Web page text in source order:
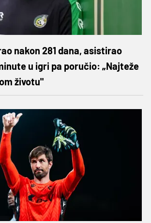
nakon 281 dana, asistirao
u igri pa poručio: „Najteže
životu"